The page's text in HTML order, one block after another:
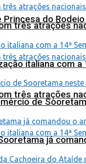
do
três atrações
três atrações
italiana com a
de
já